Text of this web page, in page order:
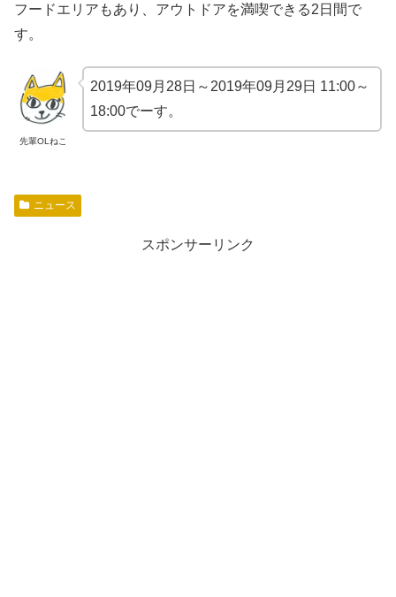
フードエリアもあり、アウトドアを満喫できる2日間で
す。
先輩OLねこ
2019年09月28日～2019年09月29日 11:00～
18:00でーす。
ニュース
スポンサーリンク